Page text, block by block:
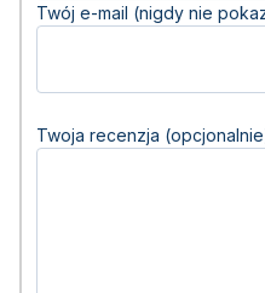
Twój e-mail (nigdy nie
Twoja recenzja